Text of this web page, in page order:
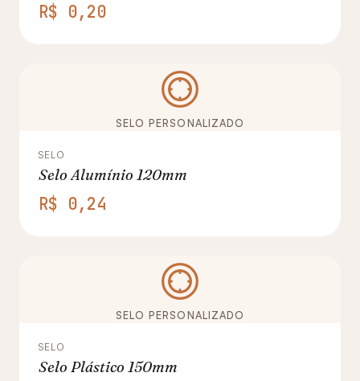
R$ 0,20
SELO PERSONALIZADO
SELO
Selo Alumínio 120mm
R$ 0,24
SELO PERSONALIZADO
SELO
Selo Plástico 150mm